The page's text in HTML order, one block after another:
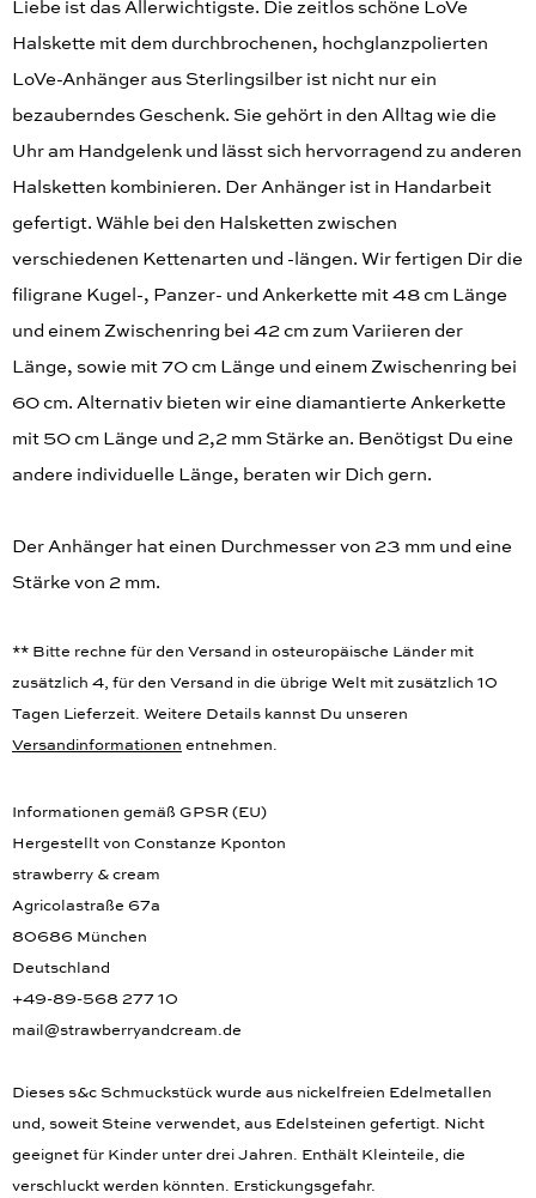
Liebe ist das Allerwichtigste. Die zeitlos schöne LoVe
Halskette mit dem durchbrochenen, hochglanzpolierten
LoVe-Anhänger aus Sterlingsilber ist nicht nur ein
bezauberndes Geschenk. Sie gehört in den Alltag wie die
Uhr am Handgelenk und lässt sich hervorragend zu anderen
Halsketten kombinieren. Der Anhänger ist in Handarbeit
gefertigt. Wähle bei den Halsketten zwischen
verschiedenen Kettenarten und -längen. Wir fertigen Dir die
filigrane Kugel-, Panzer- und Ankerkette mit 48 cm Länge
und einem Zwischenring bei 42 cm zum Variieren der
Länge, sowie mit 70 cm Länge und einem Zwischenring bei
60 cm. Alternativ bieten wir eine diamantierte Ankerkette
mit 50 cm Länge und 2,2 mm Stärke an. Benötigst Du eine
andere individuelle Länge, beraten wir Dich gern.
Der Anhänger hat einen Durchmesser von 23 mm und eine
Stärke von 2 mm.
** Bitte rechne für den Versand in osteuropäische Länder mit
zusätzlich 4, für den Versand in die übrige Welt mit zusätzlich 10
Tagen Lieferzeit. Weitere Details kannst Du unseren
Versandinformationenentnehmen.
Informationen gemäß GPSR (EU)
Hergestellt von Constanze Kponton
strawberry & cream
Agricolastraße 67a
80686 München
Deutschland
+49-89-568 277 10
mail@strawberryandcream.de
Dieses s&c Schmuckstück wurde aus nickelfreien Edelmetallen
und, soweit Steine verwendet, aus Edelsteinen gefertigt. Nicht
geeignet für Kinder unter drei Jahren. Enthält Kleinteile, die
verschluckt werden könnten. Erstickungsgefahr.